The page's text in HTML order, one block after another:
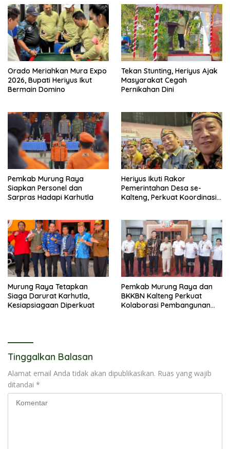
Orado Meriahkan Mura Expo
2026, Bupati Heriyus Ikut
Bermain Domino
Tekan Stunting, Heriyus Ajak
Masyarakat Cegah
Pernikahan Dini
Pemkab Murung Raya
Siapkan Personel dan
Sarpras Hadapi Karhutla
Heriyus Ikuti Rakor
Pemerintahan Desa se-
Kalteng, Perkuat Koordinasi
Murung Raya Tetapkan
Siaga Darurat Karhutla,
Kesiapsiagaan Diperkuat
Pemkab Murung Raya dan
BKKBN Kalteng Perkuat
Kolaborasi Pembangunan
Tinggalkan Balasan
Alamat email Anda tidak akan dipublikasikan. Ruas yang wajib
ditandai *